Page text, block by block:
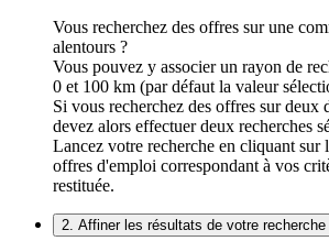
Vous recherchez des offres sur une
alentours ?
Vous pouvez y associer un rayon de
0 et 100 km (par défaut la valeur
Si vous recherchez des offres sur deux
devez alors effectuer deux recherches
Lancez votre recherche en cliquant sur
offres d'emploi correspondant à vos
restituée.
2. Affiner les résultats de votre recherche